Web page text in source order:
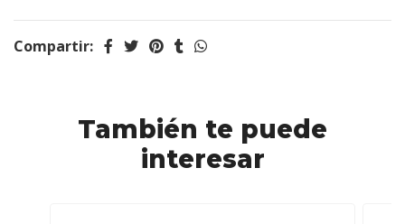
Compartir:
También te puede
interesar